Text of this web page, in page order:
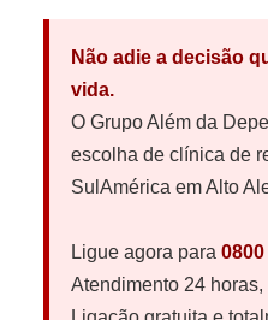
Não adie a decisão
vida.
O Grupo Além da
escolha de clínica de
SulAmérica em Alto
Ligue agora para 0800
Atendimento 24